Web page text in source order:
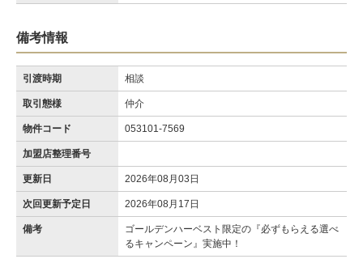
備考情報
引渡時期 相談
取引態様 仲介
物件コード 053101-7569
加盟店整理番号
更新日 2026年08月03日
次回更新予定日 2026年08月17日
備考
ゴールデンハーベスト限定の『必ずもらえる選べ
るキャンペーン』実施中！